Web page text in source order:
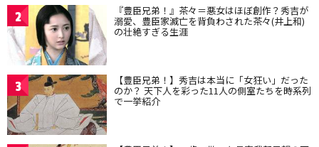
2 『豊臣兄弟！』茶々＝悪女はほぼ創作？秀吉が
溺愛、豊臣家滅亡を背負わされた茶々(井上和)
の壮絶すぎる生涯
3 【豊臣兄弟！】秀吉は本当に「女狂い」だった
のか？ 天下人を彩った11人の側室たちを時系列
で一挙紹介